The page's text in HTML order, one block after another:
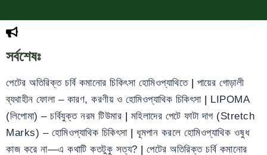
সর্বশেষঃ
পেটের অতিরিক্ত চর্বি কমানোর চিকিৎসা হোমিওপ্যাথিতে | পায়ের গোড়ালী
ব্যথাহীন ফোলা – কারণ, করণীয় ও হোমিওপ্যাথিক চিকিৎসা | LIPOMA
(লিপোমা) – চর্বিযুক্ত নরম টিউমার | মহিলাদের পেটে ফাটা দাগ (Stretch
Marks) – হোমিওপ্যাথিক চিকিৎসা | ধূমপান করলে হোমিওপ্যাথিক ওষুধ
কাজ করে না—এ কথাটি কতটুকু সত্য? | পেটের অতিরিক্ত চর্বি কমানোর